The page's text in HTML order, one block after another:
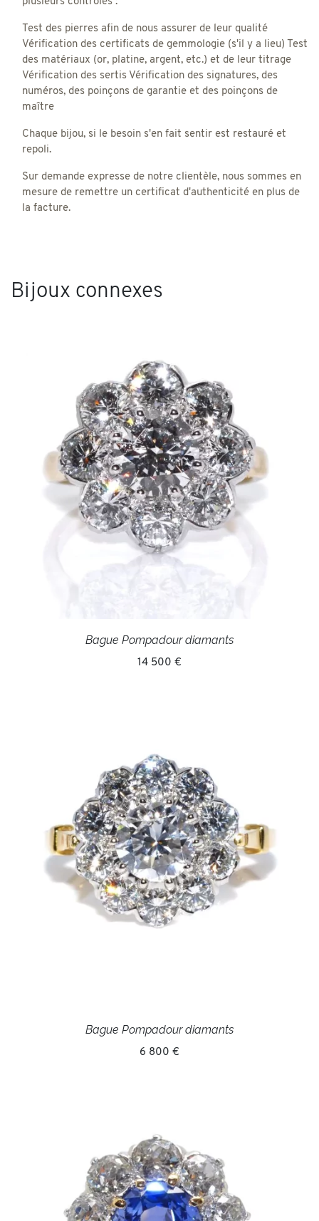
Test des pierres afin de nous assurer de leur qualité
Vérification des certificats de gemmologie (s'il y a lieu) Test
des matériaux (or, platine, argent, etc.) et de leur titrage
Vérification des sertis Vérification des signatures, des
numéros, des poinçons de garantie et des poinçons de
maître
Chaque bijou, si le besoin s'en fait sentir est restauré et
repoli.
Sur demande expresse de notre clientèle, nous sommes en
mesure de remettre un certificat d'authenticité en plus de
la facture.
Bijoux connexes
Bague Pompadour diamants
14 500 €
Bague Pompadour diamants
6 800 €